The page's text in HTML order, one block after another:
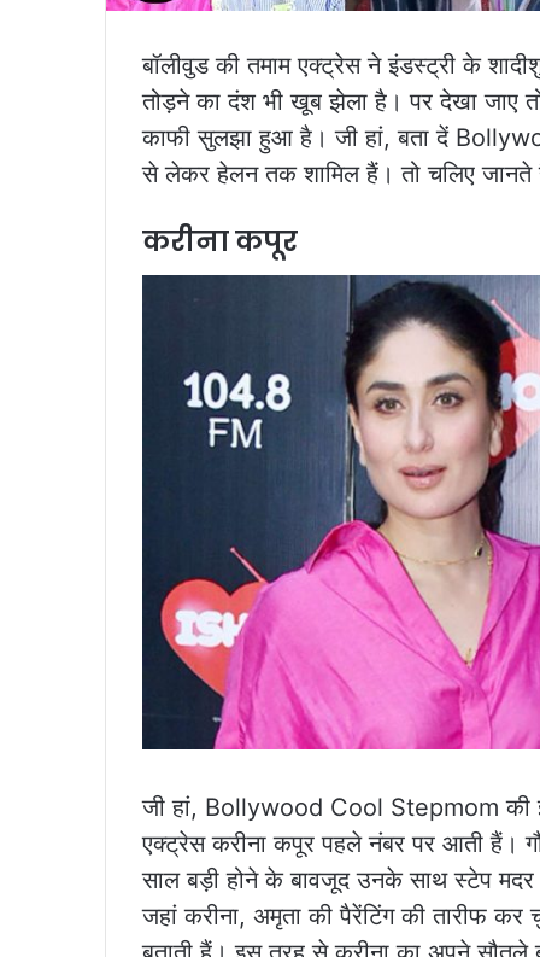
बॉलीवुड की तमाम एक्ट्रेस ने इंडस्ट्री के
तोड़ने का दंश भी खूब झेला है। पर देखा जाए
काफी सुलझा हुआ है। जी हां, बता दें
से लेकर हेलन तक शामिल हैं। तो चलिए जानते
करीना कपूर
जी हां, Bollywood Cool Stepmom की
एक्ट्रेस करीना कपूर पहले नंबर पर आती हैं।
साल बड़ी होने के बावजूद उनके साथ स्टेप मदर
जहां करीना, अमृता की पैरेंटिंग की तारीफ